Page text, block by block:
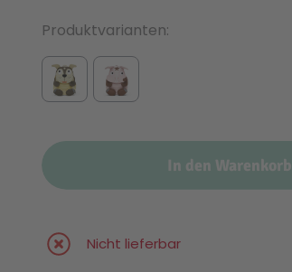
In den Warenkorb
Nicht lieferbar
Produktvarianten